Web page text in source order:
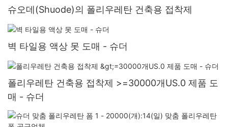
슈오데(Shuode)의 폴리우레탄 건축용 접착제
벽 타일용 액상 못 도매 - 슈더
폴리우레탄 건축용 접착제 >=30000개US.0 제품 도
매 - 슈더